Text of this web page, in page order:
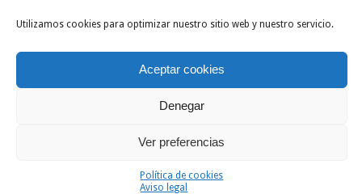
Utilizamos cookies para optimizar nuestro sitio web y nuestro servicio.
Aceptar cookies
Denegar
Ver preferencias
Política de cookies
Aviso legal
Nuevos Lo + Comentarios Etiquetas
Sprint masivo en Fuencaliente